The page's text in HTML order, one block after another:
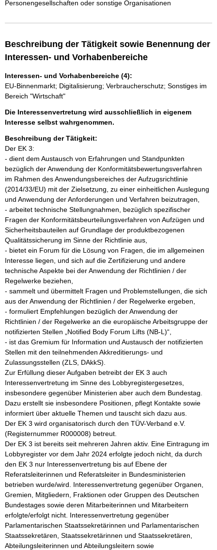
Personengesellschaften oder sonstige Organisationen
Beschreibung der Tätigkeit sowie Benennung der
Interessen- und Vorhabenbereiche
Interessen- und Vorhabenbereiche (4):
EU-Binnenmarkt; Digitalisierung; Verbraucherschutz; Sonstiges im
Bereich "Wirtschaft"
Die Interessenvertretung wird ausschließlich in eigenem
Interesse selbst wahrgenommen.
Beschreibung der Tätigkeit:
Der EK 3:
- dient dem Austausch von Erfahrungen und Standpunkten
bezüglich der Anwendung der Konformitätsbewertungsverfahren
im Rahmen des Anwendungsbereiches der Aufzugsrichtlinie
(2014/33/EU) mit der Zielsetzung, zu einer einheitlichen Auslegung
und Anwendung der Anforderungen und Verfahren beizutragen,
- arbeitet technische Stellungnahmen, bezüglich spezifischer
Fragen der Konformitätsbeurteilungsverfahren von Aufzügen und
Sicherheitsbauteilen auf Grundlage der produktbezogenen
Qualitätssicherung im Sinne der Richtlinie aus,
- bietet ein Forum für die Lösung von Fragen, die im allgemeinen
Interesse liegen, und sich auf die Zertifizierung und andere
technische Aspekte bei der Anwendung der Richtlinien / der
Regelwerke beziehen,
- sammelt und übermittelt Fragen und Problemstellungen, die sich
aus der Anwendung der Richtlinien / der Regelwerke ergeben,
- formuliert Empfehlungen bezüglich der Anwendung der
Richtlinien / der Regelwerke an die europäische Arbeitsgruppe der
notifizierten Stellen „Notified Body Forum Lifts (NB-L)“,
- ist das Gremium für Information und Austausch der notifizierten
Stellen mit den teilnehmenden Akkreditierungs- und
Zulassungsstellen (ZLS, DAkkS).
Zur Erfüllung dieser Aufgaben betreibt der EK 3 auch
Interessenvertretung im Sinne des Lobbyregistergesetzes,
insbesondere gegenüber Ministerien aber auch dem Bundestag.
Dazu erstellt sie insbesondere Positionen, pflegt Kontakte sowie
informiert über aktuelle Themen und tauscht sich dazu aus.
Der EK 3 wird organisatorisch durch den TÜV-Verband e.V.
(Registernummer R000008) betreut.
Der EK 3 ist bereits seit mehreren Jahren aktiv. Eine Eintragung im
Lobbyregister vor dem Jahr 2024 erfolgte jedoch nicht, da durch
den EK 3 nur Interessenvertretung bis auf Ebene der
Referatsleiterinnen und Referatsleiter in Bundesministerien
betrieben wurde/wird. Interessenvertretung gegenüber Organen,
Gremien, Mitgliedern, Fraktionen oder Gruppen des Deutschen
Bundestages sowie deren Mitarbeiterinnen und Mitarbeitern
erfolgte/erfolgt nicht. Interessenvertretung gegenüber
Parlamentarischen Staatssekretärinnen und Parlamentarischen
Staatssekretären, Staatssekretärinnen und Staatssekretären,
Abteilungsleiterinnen und Abteilungsleitern sowie